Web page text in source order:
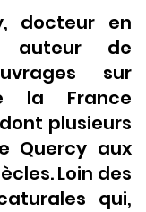
docteur en
auteur de
sur
la France
plusieurs
Quercy aux
Loin des
qui,